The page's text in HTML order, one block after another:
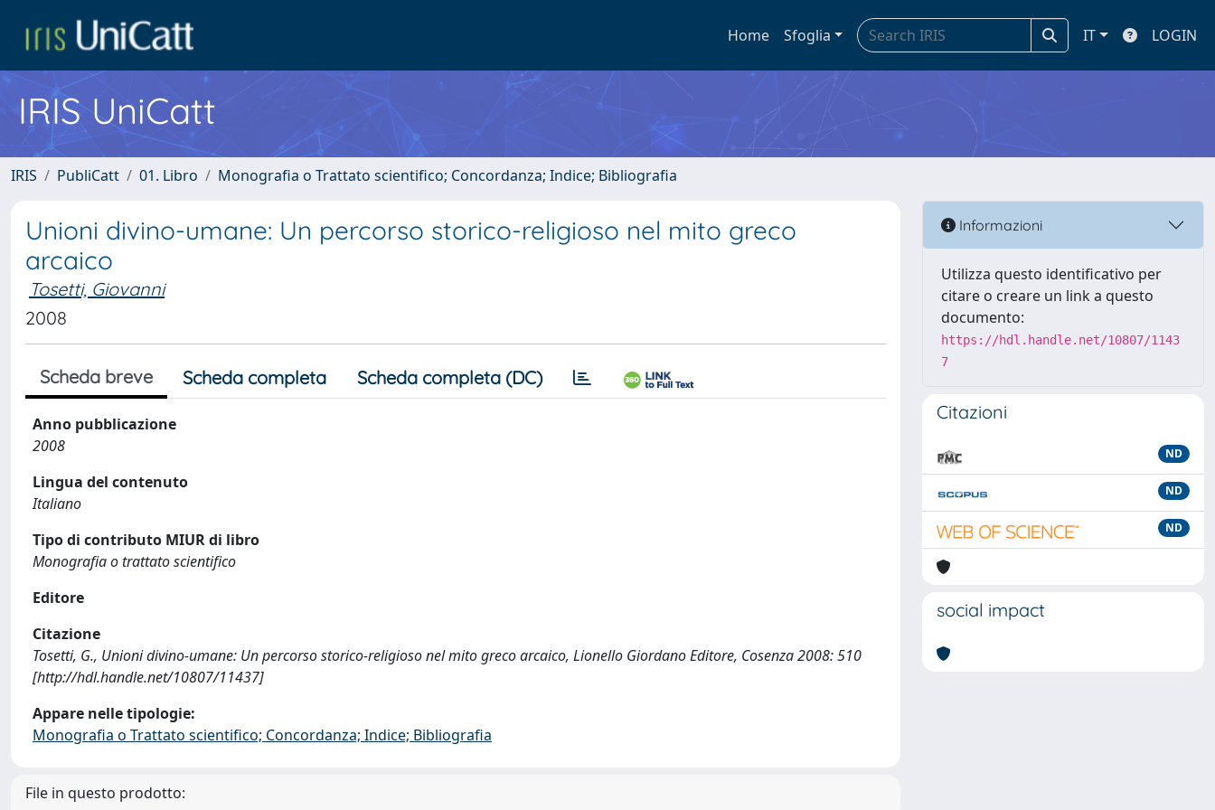
Home Sfoglia IT LOGIN
IRIS UniCatt
IRIS PubliCatt 01. Libro Monografia o Trattato scientifico; Concordanza; Indice; Bibliografia
Unioni divino-umane: Un percorso storico-religioso nel mito greco
arcaico
Tosetti, Giovanni
2008
Scheda breve Scheda completa Scheda completa (DC)
Anno pubblicazione
2008
Lingua del contenuto
Italiano
Tipo di contributo MIUR di libro
Monografia o trattato scientifico
Editore
Citazione
Tosetti, G., Unioni divino-umane: Un percorso storico-religioso nel mito greco arcaico, Lionello Giordano Editore, Cosenza 2008: 510
[http://hdl.handle.net/10807/11437]
Appare nelle tipologie:
Monografia o Trattato scientifico; Concordanza; Indice; Bibliografia
File in questo prodotto:
Informazioni
Utilizza questo identificativo per
citare o creare un link a questo
documento:
https://hdl.handle.net/10807/1143
7
Citazioni
ND
ND
ND
social impact